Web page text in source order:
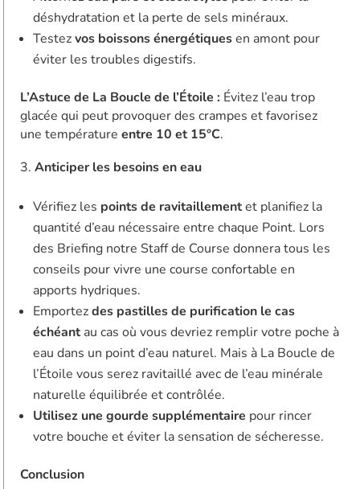
déshydratation et la perte de sels minéraux.
Testezvos boissons énergétiquesen amont pour
éviter les troubles digestifs.
L’Astuce de La Boucle de l’Étoile : Évitez l’eau trop
glacée qui peut provoquer des crampes et favorisez
une températureentre 10 et 15°C.
Anticiper les besoins en eau
Vérifiez les points de ravitaillementet planifiez la
quantité d’eau nécessaire entre chaque Point. Lors
des Briefing notre Staff de Course donnera tous les
conseils pour vivre une course confortable en
apports hydriques.
Emportezdes pastilles de purification le cas
échéantau cas où vous devriez remplir votre poche à
eau dans un point d’eau naturel. Mais à La Boucle de
l’Étoile vous serez ravitaillé avec de l’eau minérale
naturelle équilibrée et contrôlée.
Utilisez une gourde supplémentaire pour rincer
votre bouche et éviter la sensation de sécheresse.
Conclusion